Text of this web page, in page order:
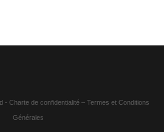
- Charte de confidentialité– Termes et Conditions
Générales